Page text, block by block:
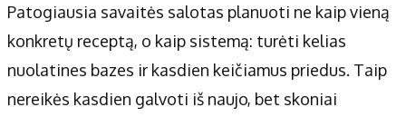
Patogiausia savaitės salotas planuoti ne kaip vieną
konkretų receptą, o kaip sistemą: turėti kelias
nuolatines bazes ir kasdien keičiamus priedus. Taip
nereikės kasdien galvoti iš naujo, bet skoniai